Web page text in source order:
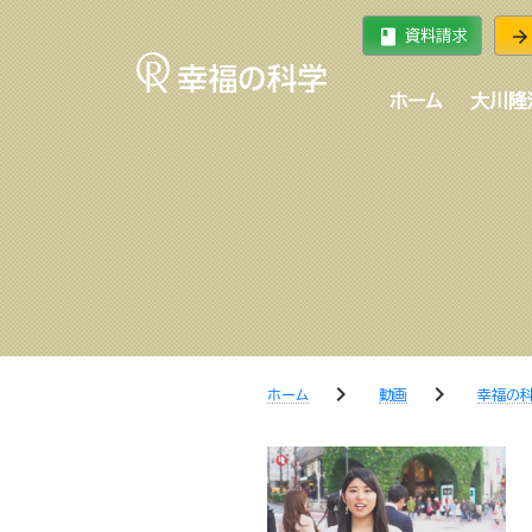
book 資料請求 arrow_forward
ホーム 大川隆
ホーム chevron_right 動画 chevron_right 幸福の